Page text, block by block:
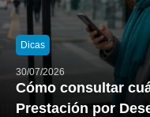
Dicas
30/07/2026
Cómo consultar
Prestación por